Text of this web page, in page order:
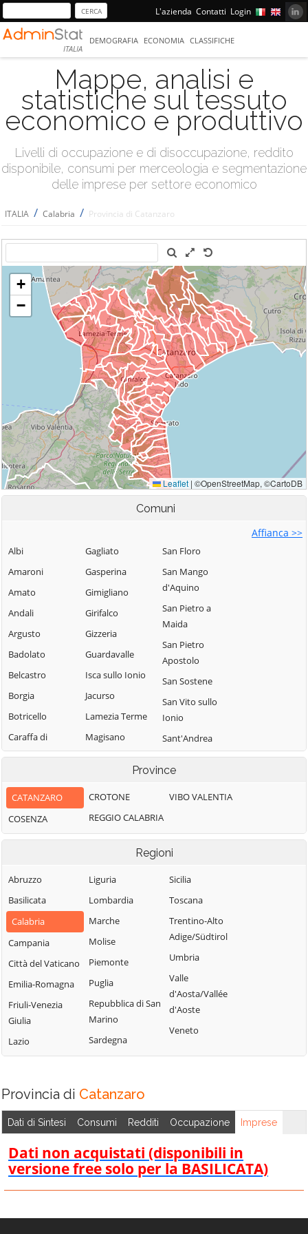
L'azienda Contatti Login
ITALIA
DEMOGRAFIA ECONOMIA CLASSIFICHE
Mappe, analisi e
statistiche sul tessuto
economico e produttivo
Livelli di occupazione e di disoccupazione, reddito
disponibile, consumi per merceologia e segmentazione
delle imprese per settore economico
ITALIA / Calabria / Provincia di Catanzaro
Comuni
Affianca >>
Albi
Amaroni
Amato
Andali
Argusto
Badolato
Belcastro
Borgia
Botricello
Caraffa di
Catanzaro
Carlopoli
Catanzaro
Cenadi
Cerva
Chiaravalle
Centrale
Cicala
Curinga
Davoli
Decollatura
Feroleto Antico
Fossato Serralta
Gagliato
Gasperina
Gimigliano
Girifalco
Gizzeria
Guardavalle
Isca sullo Ionio
Jacurso
Lamezia Terme
Magisano
Maida
Marcellinara
Martirano
Martirano
Miglierina
Montauro
Montepaone
Motta Santa
Palermiti
Pentone
Petrizzi
Pianopoli
Platania
San Floro
San Mango
d'Aquino
San Pietro a
Maida
San Pietro
Apostolo
San Sostene
San Vito sullo
Ionio
Sant'Andrea
Apostolo dello
Ionio
Sellia
Settingiano
Simeri Crichi
Sorbo San Basile
Soverato
Soveria Mannelli
Soveria Simeri
Squillace
Tiriolo
Torre di Ruggiero
Vallefiorita
Zagarise
Province
CATANZARO
COSENZA
CROTONE
REGGIO CALABRIA
VIBO VALENTIA
Regioni
Abruzzo
Basilicata
Calabria
Campania
Città del Vaticano
Emilia-Romagna
Friuli-Venezia
Giulia
Lazio
Liguria
Lombardia
Marche
Molise
Piemonte
Puglia
Repubblica di San
Marino
Sardegna
Sicilia
Toscana
Trentino-Alto
Adige/Südtirol
Umbria
Valle
d'Aosta/Vallée
d'Aoste
Veneto
Provincia di Catanzaro
Dati di Sintesi Consumi Redditi Occupazione Imprese
Dati non acquistati (disponibili in
versione free solo per la BASILICATA)